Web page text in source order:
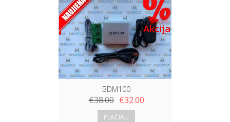
BDM100
€38.00 €32.00
PLAČIAU